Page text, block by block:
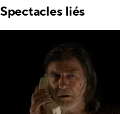
Spectacles liés